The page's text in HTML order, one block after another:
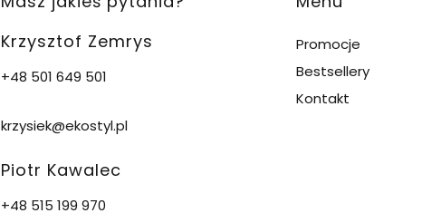
Krzysztof Zemrys
+48 501 649 501
krzysiek@ekostyl.pl
Piotr Kawalec
+48 515 199 970
Promocje
Bestsellery
Kontakt